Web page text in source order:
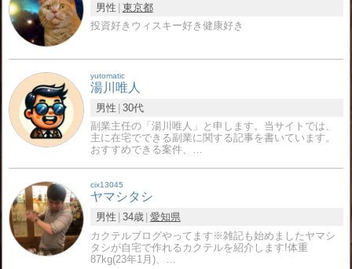
男性 東京都
投資好きウィスキー好き健康好き
yutomatic
湯川唯人
男性 30代
副業主任の「湯川唯人」と申します。当サイトでは、
主に在宅でできる副業に関する記事を書いています。
おすすめできる案件、…
cix13045
ヤマシタシ
男性 34歳 愛知県
カクテルブログやってます※雑記も始めましたヤマシ
タシが自宅で作れるカクテルを紹介します!体重
87kg(23年1月)、…